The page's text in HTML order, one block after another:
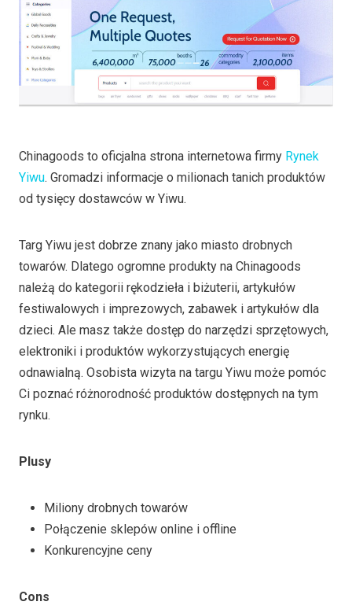
Chinagoods to oficjalna strona internetowa firmy Rynek
Yiwu. Gromadzi informacje o milionach tanich produktów
od tysięcy dostawców w Yiwu.
Targ Yiwu jest dobrze znany jako miasto drobnych
towarów. Dlatego ogromne produkty na Chinagoods
należą do kategorii rękodzieła i biżuterii, artykułów
festiwalowych i imprezowych, zabawek i artykułów dla
dzieci. Ale masz także dostęp do narzędzi sprzętowych,
elektroniki i produktów wykorzystujących energię
odnawialną. Osobista wizyta na targu Yiwu może pomóc
Ci poznać różnorodność produktów dostępnych na tym
rynku.
Plusy
Miliony drobnych towarów
Połączenie sklepów online i offline
Konkurencyjne ceny
Cons